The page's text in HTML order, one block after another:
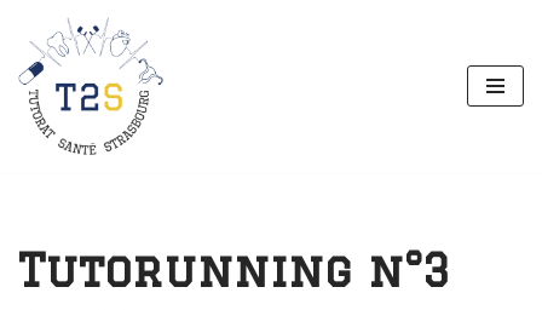
Aller
au
contenu
Tutorunning n°3